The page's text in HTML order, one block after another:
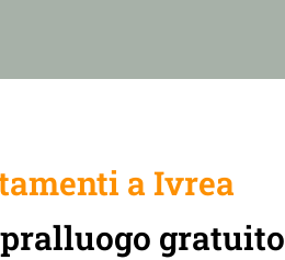
a Ivrea
gratuito